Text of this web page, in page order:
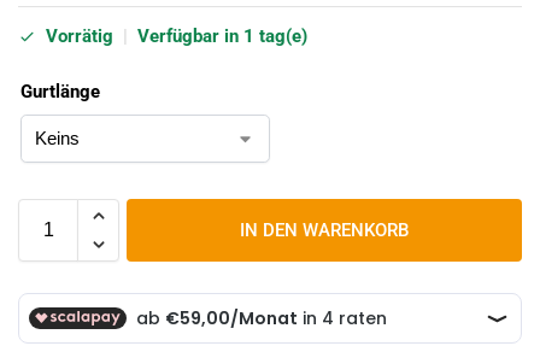
Vorrätig | Verfügbar in 1 tag(e)
Gurtlänge
IN DEN WARENKORB